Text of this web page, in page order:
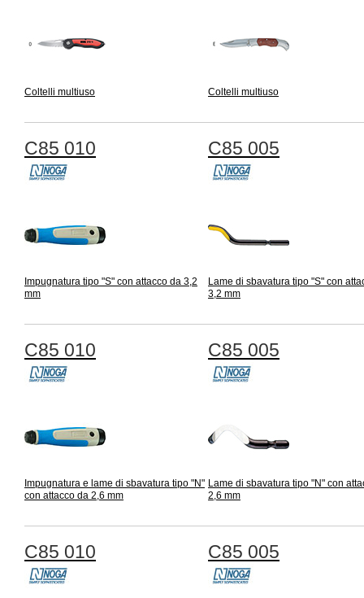
Coltelli multiuso Coltelli multiuso
C85 010
Impugnatura tipo "S" con attacco da 3,2
mm
C85 005
Lame di sbavatura tipo "S" con
3,2 mm
C85 010
Impugnatura e lame di sbavatura tipo "N"
con attacco da 2,6 mm
C85 005
Lame di sbavatura tipo "N" con
2,6 mm
C85 010 C85 005